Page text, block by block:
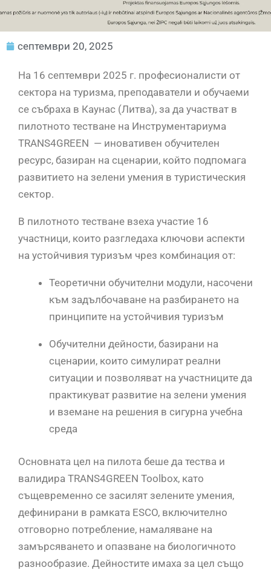
септември 20, 2025
На 16 септември 2025 г. професионалисти от
сектора на туризма, преподаватели и обучаеми
се събраха в Каунас (Литва), за да участват в
пилотното тестване на Инструментариума
TRANS4GREEN — иновативен обучителен
ресурс, базиран на сценарии, който подпомага
развитието на зелени умения в туристическия
сектор.
В пилотното тестване взеха участие 16
участници, които разгледаха ключови аспекти
на устойчивия туризъм чрез комбинация от:
Теоретични обучителни модули, насочени
към задълбочаване на разбирането на
принципите на устойчивия туризъм
Обучителни дейности, базирани на
сценарии, които симулират реални
ситуации и позволяват на участниците да
практикуват развитие на зелени умения
и вземане на решения в сигурна учебна
среда
Основната цел на пилота беше да тества и
валидира TRANS4GREEN Toolbox, като
същевременно се засилят зелените умения,
дефинирани в рамката ESCO, включително
отговорно потребление, намаляване на
замърсяването и опазване на биологичното
разнообразие. Дейностите имаха за цел също